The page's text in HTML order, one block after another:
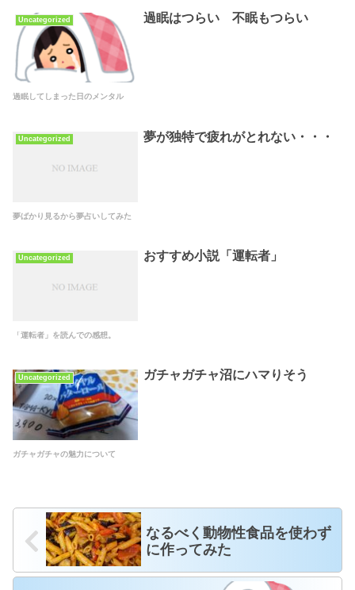
Uncategorized 過眠はつらい 不眠もつらい
過眠してしまった日のメンタル
Uncategorized 夢が独特で疲れがとれない・・・
夢ばかり見るから夢占いしてみた
Uncategorized おすすめ小説「運転者」
「運転者」を読んでの感想。
Uncategorized ガチャガチャ沼にハマりそう
ガチャガチャの魅力について
なるべく動物性食品を使わず
に作ってみた